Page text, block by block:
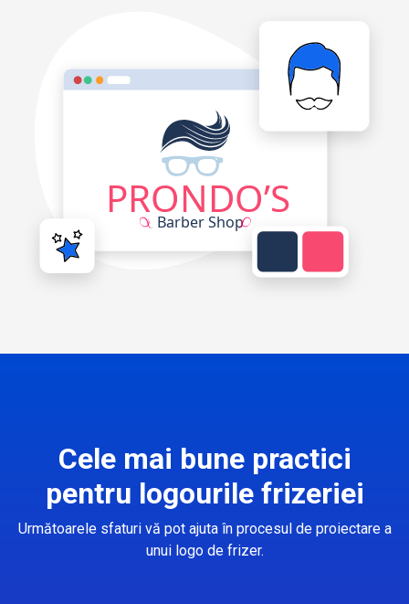
Cele mai bune practici
pentru logourile frizeriei
Următoarele sfaturi vă pot ajuta în procesul de proiectare a
unui logo de frizer.